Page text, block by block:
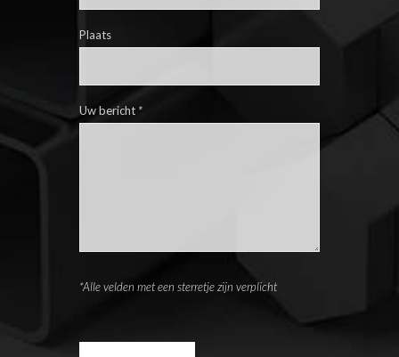
Plaats
Uw bericht *
*Alle velden met een sterretje zijn verplicht